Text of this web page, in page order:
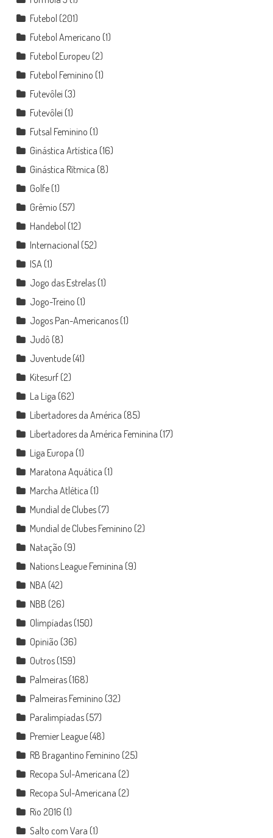
Futebol (201)
Futebol Americano (1)
Futebol Europeu (2)
Futebol Feminino (1)
Futevôlei (3)
Futevôlei (1)
Futsal Feminino (1)
Ginástica Artística (16)
Ginástica Rítmica (8)
Golfe(1)
Grêmio (57)
Handebol (12)
Internacional (52)
ISA (1)
Jogo das Estrelas(1)
Jogo-Treino (1)
Jogos Pan-Americanos(1)
Judô (8)
Juventude(41)
Kitesurf(2)
La Liga (62)
Libertadores da América (85)
Libertadores da América Feminina (17)
Liga Europa (1)
Maratona Aquática (1)
Marcha Atlética (1)
Mundial de Clubes(7)
Mundial de Clubes Feminino (2)
Natação (9)
Nations League Feminina (9)
NBA (42)
NBB (26)
Olimpíadas(150)
Opinião (36)
Outros(159)
Palmeiras(168)
Palmeiras Feminino (32)
Paralimpíadas(57)
Premier League(48)
RB Bragantino Feminino (25)
Recopa Sul-Americana (2)
Recopa Sul-Americana (2)
Rio 2016 (1)
Salto com Vara (1)